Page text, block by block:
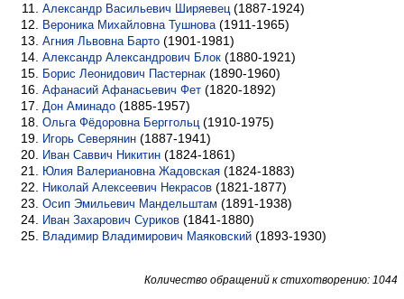
Александр Васильевич Ширяевец (1887-1924)
Вероника Михайловна Тушнова (1911-1965)
Агния Львовна Барто (1901-1981)
Александр Александрович Блок (1880-1921)
Борис Леонидович Пастернак (1890-1960)
Афанасий Афанасьевич Фет (1820-1892)
Дон Аминадо (1885-1957)
Ольга Фёдоровна Берггольц (1910-1975)
Игорь Северянин (1887-1941)
Иван Саввич Никитин (1824-1861)
Юлия Валериановна Жадовская (1824-1883)
Николай Алексеевич Некрасов (1821-1877)
Осип Эмильевич Мандельштам (1891-1938)
Иван Захарович Суриков (1841-1880)
Владимир Владимирович Маяковский (1893-1930)
Количество обращений к стихотворению: 1044